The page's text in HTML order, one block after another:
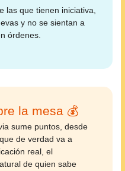
las que tienen iniciativa,
y no se sientan a
órdenes.
la mesa 💰
sume puntos, desde
de verdad va a
real, el
de quien sabe